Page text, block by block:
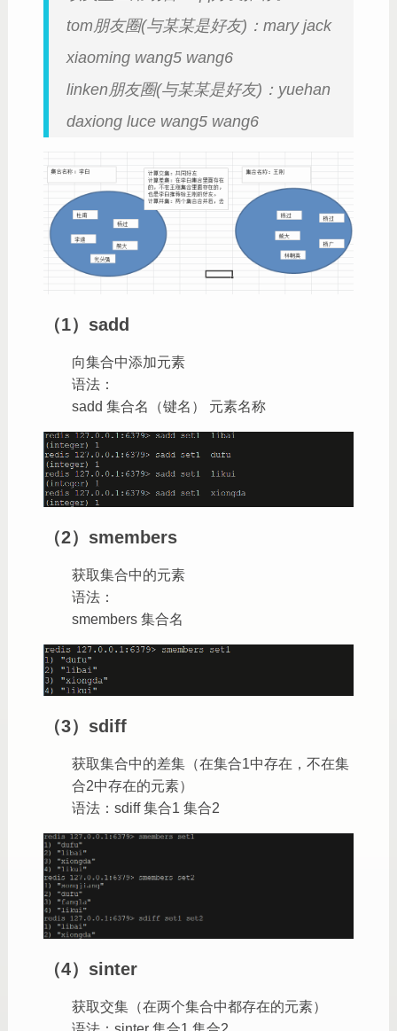
tom朋友圈(与某某是好友)：mary jack
xiaoming wang5 wang6
linken朋友圈(与某某是好友)：yuehan
daxiong luce wang5 wang6
（1）sadd
向集合中添加元素
语法：
sadd 集合名（键名） 元素名称
（2）smembers
获取集合中的元素
语法：
smembers 集合名
（3）sdiff
获取集合中的差集（在集合1中存在，不在集
合2中存在的元素）
语法：sdiff 集合1 集合2
（4）sinter
获取交集（在两个集合中都存在的元素）